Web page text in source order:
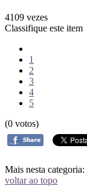
4109 vezes
Classifique este item
1
2
3
4
5
(0 votos)
Mais nesta categoria:
voltar ao topo